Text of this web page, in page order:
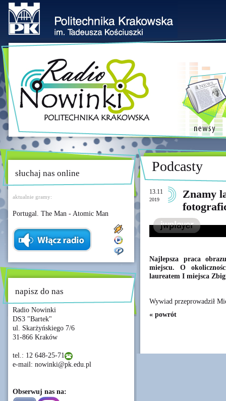
słuchaj nas online
aktualnie gramy:
Portugal. The Man - Atomic Man
napisz do nas
Radio Nowinki
DS3 "Bartek"
ul. Skarżyńskiego 7/6
31-866 Kraków
tel.: 12 648-25-71
e-mail: nowinki@pk.edu.pl
Obserwuj nas na:
Podcasty
13.11
2019
Znamy
Najlepsza praca
miejscu. O
laureatem I miejsca
Wywiad przeprowadził
« powrót